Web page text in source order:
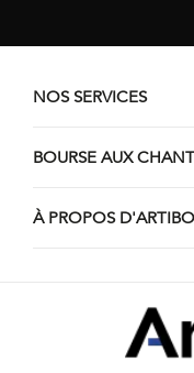
NOS SERVICES
BOURSE AUX
À PROPOS